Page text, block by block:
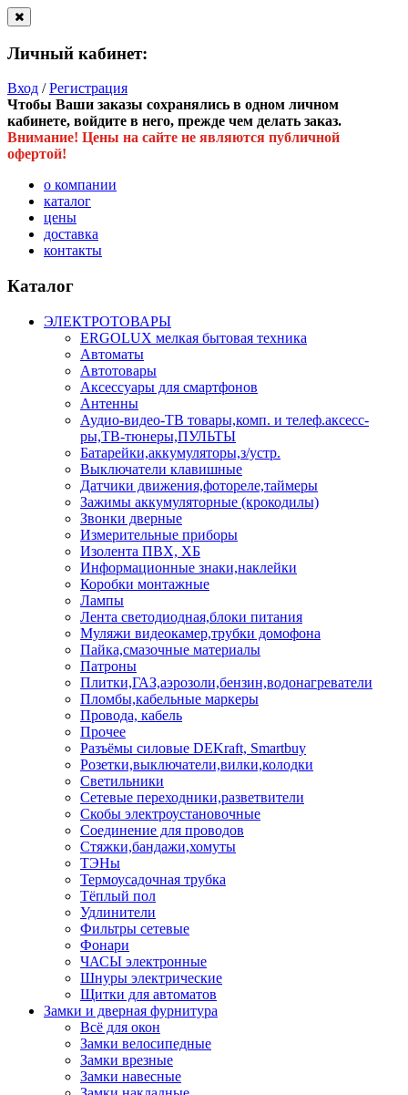
Личный кабинет:
Вход /Регистрация
Чтобы Ваши заказы сохранялись в одном личном
кабинете, войдите в него, прежде чем делать заказ.
Внимание! Цены на сайте не являются публичной
офертой!
о компании
каталог
цены
доставка
контакты
Каталог
ЭЛЕКТРОТОВАРЫ
ERGOLUX мелкая бытовая техника
Автоматы
Автотовары
Аксессуары для смартфонов
Антенны
Аудио-видео-ТВ товары,комп. и телеф.аксесс-
ры,ТВ-тюнеры,ПУЛЬТЫ
Батарейки,аккумуляторы,з/устр.
Выключатели клавишные
Датчики движения,фотореле,таймеры
Зажимы аккумуляторные (крокодилы)
Звонки дверные
Измерительные приборы
Изолента ПВХ, ХБ
Информационные знаки,наклейки
Коробки монтажные
Лампы
Лента светодиодная,блоки питания
Муляжи видеокамер,трубки домофона
Пайка,смазочные материалы
Патроны
Плитки,ГАЗ,аэрозоли,бензин,водонагреватели
Пломбы,кабельные маркеры
Провода, кабель
Прочее
Разъёмы силовые DEKraft, Smartbuy
Розетки,выключатели,вилки,колодки
Светильники
Сетевые переходники,разветвители
Скобы электроустановочные
Соединение для проводов
Стяжки,бандажи,хомуты
ТЭНы
Термоусадочная трубка
Тёплый пол
Удлинители
Фильтры сетевые
Фонари
ЧАСЫ электронные
Шнуры электрические
Щитки для автоматов
Замки и дверная фурнитура
Всё для окон
Замки велосипедные
Замки врезные
Замки навесные